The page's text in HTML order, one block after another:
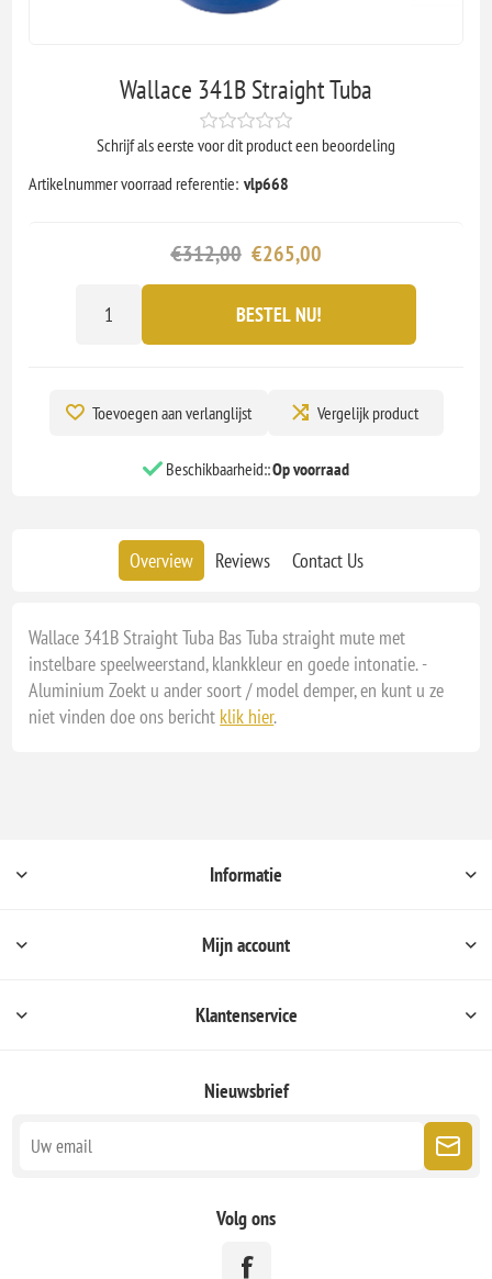
Wallace 341B Straight Tuba
Schrijf als eerste voor dit product een beoordeling
Artikelnummer voorraad referentie: vlp668
€312,00 €265,00
BESTEL NU!
Toevoegen aan verlanglijst Vergelijk product
Beschikbaarheid::Op voorraad
Overview Reviews Contact Us
Wallace 341B Straight Tuba Bas Tuba straight mute met
instelbare speelweerstand, klankkleur en goede intonatie. -
Aluminium Zoekt u ander soort / model demper, en kunt u ze
niet vinden doe ons bericht klik hier.
Informatie
Mijn account
Klantenservice
Nieuwsbrief
Volg ons